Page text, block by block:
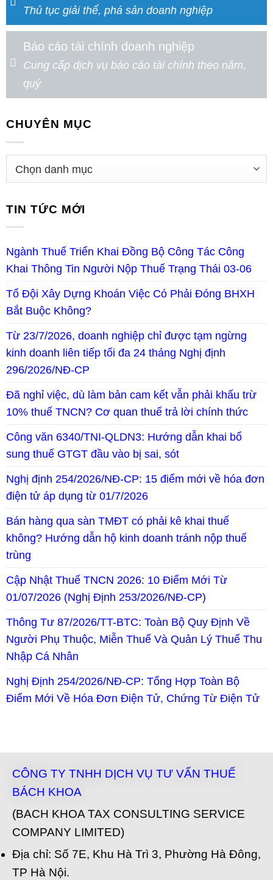
Thủ tục giải thể, phá sản doanh nghiệp
Báo cáo tài chính doanh nghiệp
Cung cấp dịch vụ báo cáo tài chính theo năm,
quý
CHUYÊN MỤC
TIN TỨC MỚI
Ngành Thuế Triển Khai Đồng Bộ Công Tác Công
Khai Thông Tin Người Nộp Thuế Trạng Thái 03-06
Tổ Đội Xây Dựng Khoán Việc Có Phải Đóng BHXH
Bắt Buộc Không?
Từ 23/7/2026, doanh nghiệp chỉ được tạm ngừng
kinh doanh liên tiếp tối đa 24 tháng Nghị định
296/2026/NĐ-CP
Đã nghỉ việc, dù làm bản cam kết vẫn phải khấu trừ
10% thuế TNCN? Cơ quan thuế trả lời chính thức
Công văn 6340/TNI-QLDN3: Hướng dẫn khai bổ
sung thuế GTGT đầu vào bị sai, sót
Nghị định 254/2026/NĐ-CP: 15 điểm mới về hóa đơn
điện tử áp dụng từ 01/7/2026
Bán hàng qua sàn TMĐT có phải kê khai thuế
không? Hướng dẫn hộ kinh doanh tránh nộp thuế
trùng
Cập Nhật Thuế TNCN 2026: 10 Điểm Mới Từ
01/07/2026 (Nghị Định 253/2026/NĐ-CP)
Thông Tư 87/2026/TT-BTC: Toàn Bộ Quy Định Về
Người Phụ Thuộc, Miễn Thuế Và Quản Lý Thuế Thu
Nhập Cá Nhân
Nghị Định 254/2026/NĐ-CP: Tổng Hợp Toàn Bộ
Điểm Mới Về Hóa Đơn Điện Tử, Chứng Từ Điện Tử
CÔNG TY TNHH DỊCH VỤ TƯ VẤN THUẾ
BÁCH KHOA
(BACH KHOA TAX CONSULTING SERVICE
COMPANY LIMITED)
Địa chỉ: Số 7E, Khu Hà Trì 3, Phường Hà Đông,
TP Hà Nội.